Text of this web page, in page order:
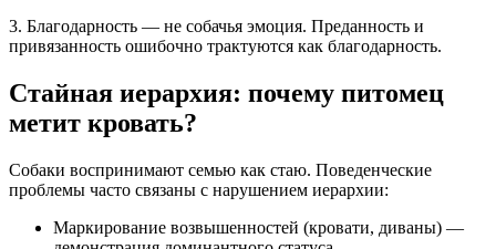
3. Благодарность — не собачья эмоция. Преданность и
привязанность ошибочно трактуются как благодарность.
Стайная иерархия: почему питомец
метит кровать?
Собаки воспринимают семью как стаю. Поведенческие
проблемы часто связаны с нарушением иерархии:
Маркирование возвышенностей (кровати, диваны) —